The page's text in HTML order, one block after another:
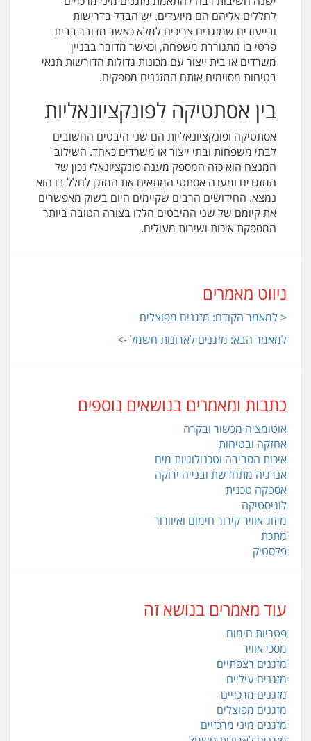
לחללים אליהם הם מיועדים. יש הבדל בדרישות
ובייעודים שמזגנים צריכים למלא כאשר מדובר בבית
פרטי בו מתגוררת משפחה, וכאשר מדובר בבניין
משרדים או בית ייצור עם מכונות גדולות הדורשות תנאי
בטיחות מסוימים אותם המזגנים מספקים.
בין אסתטיקה לפונקציונאליות
אסתטיקה ופונקציונאליות הם שני היבטים החשובים
לבתי משפחות ובתי ייצור או משרדים כאחד. השילוב
המנצח הוא כזה המספק מענה פונקציונאלי נכון של
המזגנים ומענה אסתטי המתאים את המזגן לחלל בו הוא
נמצא. החידושים הרבים שקיימים היום בשוק מאפשרים
את קיומם של שני ההיבטים הללו בצורה הטובה ביותר
המספקת איכות ושירות מעולים.
ניווט מאמרים
< למאמר הקודם: מזגנים מפוצלים
למאמר הבא: מזגנים לארונות חשמל ->
כתבות ומאמרים בנושאים נוספים
אוטומציה מכשור ובקרה
אחזקה ובטיחות
איכות הסביבה וטכנולוגיות מים
אנרגיה מתחדשת ובנייה ירוקה
אספקה טכנית
לוגיסטיקה
מיזוג אוויר קירור חימום ואיוורור
מתכת
פלסטיק
עוד מאמרים בנושא זה
פטריות חימום
מסכי אוויר
מזגנים רצפתיים
מזגנים עיליים
מזגנים מרכזיים
מזגנים מפוצלים
מזגנים מיני מרכזיים